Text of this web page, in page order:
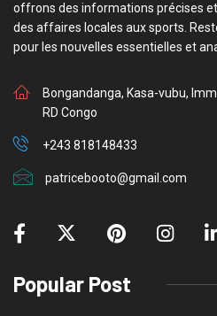
offrons des informations précises
des affaires locales aux sports.
pour les nouvelles essentielles et
Bongandanga, Kasa-vubu,
RD Congo
+243 818148433
patricebooto@gmail.com
Popular Post